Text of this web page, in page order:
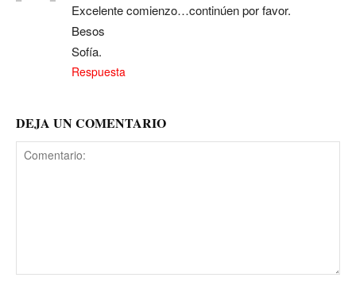
Excelente comienzo…continúen por favor.
Besos
Sofía.
Respuesta
DEJA UN COMENTARIO